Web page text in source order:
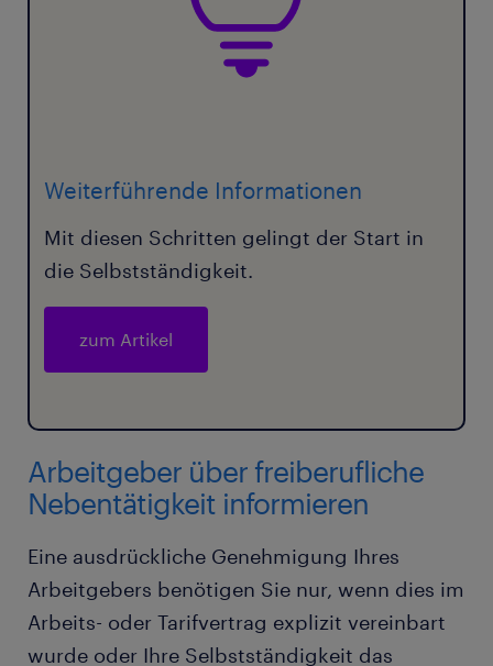
Weiterführende Informationen
Mit diesen Schritten gelingt der Start in
die Selbstständigkeit.
zum Artikel
Arbeitgeber über freiberufliche
Nebentätigkeit informieren
Eine ausdrückliche Genehmigung Ihres
Arbeitgebers benötigen Sie nur, wenn dies im
Arbeits- oder Tarifvertrag explizit vereinbart
wurde oder Ihre Selbstständigkeit das